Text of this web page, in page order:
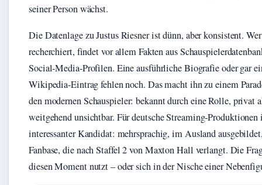
seiner Person wächst.
Die Datenlage zu Justus Riesner ist dünn, aber konsistent.
recherchiert, findet vor allem Fakten aus
Social‑Media‑Profilen. Eine ausführliche Biografie oder gar
Wikipedia‑Eintrag fehlen noch. Das macht ihn zu einem
den modernen Schauspieler: bekannt durch eine Rolle, privat
weitgehend unsichtbar. Für deutsche
interessanter Kandidat: mehrsprachig, im Ausland
Fanbase, die nach Staffel 2 von Maxton Hall verlangt. Die
diesen Moment nutzt – oder sich in der Nische einer